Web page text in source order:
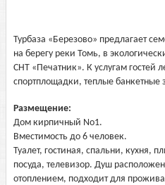
Турбаза «Березово» предлагает
на берегу реки Томь, в
СНТ «Печатник». К услугам гостей
спортплощадки, теплые
Размещение:
Дом кирпичный No1.
Вместимость до 6 человек.
Туалет, гостиная, спальни, кухня,
посуда, телевизор. Душ
отоплением, подходит для